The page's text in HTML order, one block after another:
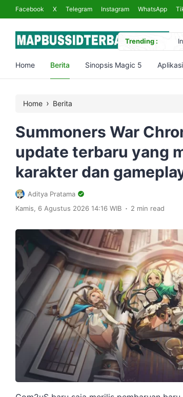
Facebook X Telegram Instagram WhatsApp
Trending :
Home Berita Sinopsis Magic 5 Aplikasi
Home › Berita
Summoners War
update terbaru yang
karakter dan
Aditya Pratama
Kamis, 6 Agustus 2026 14:16 WIB . 2 min read